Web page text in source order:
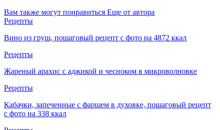
Вам также могут понравиться Еще от автора
Рецепты
Вино из груш, пошаговый рецепт с фото на 4872 ккал
Рецепты
Жареный арахис с аджикой и чесноком в микроволновке
Рецепты
Кабачки, запеченные с фаршем в духовке, пошаговый рецепт
с фото на 338 ккал